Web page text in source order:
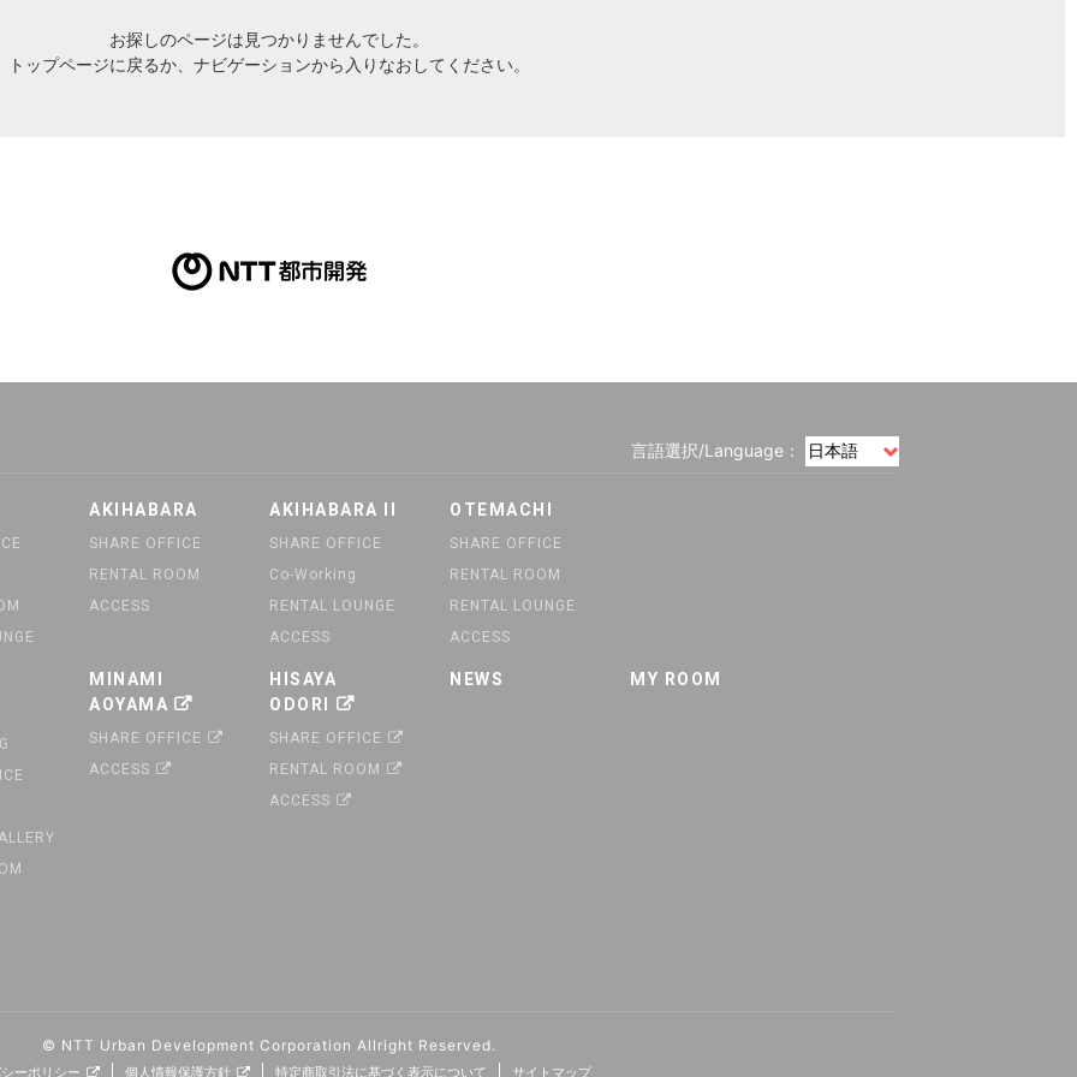
H/Q
お探しのページは 見つかりませんでした。
トップページに戻るか、ナビゲーションから入りなおしてください。
言語選択/Language：
AKIHABARA
SHARE OFFICE
RENTAL ROOM
ACCESS
AKIHABARA II
SHARE OFFICE
Co-Working
RENTAL LOUNGE
ACCESS
OTEMACHI
SHARE OFFICE
RENTAL ROOM
RENTAL LOUNGE
ACCESS
MINAMI
AOYAMA
SHARE OFFICE
ACCESS
HISAYA
ODORI
SHARE OFFICE
RENTAL ROOM
ACCESS
NEWS MY ROOM
© NTT Urban Development Corporation Allright Reserved.
ーポリシー 個人情報保護方針 特定商取引法に基づく表示について サイトマップ